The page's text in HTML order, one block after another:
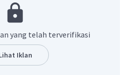
membentuk bagian tanaman
dan akar sehingga
segar total tanaman
) Balas
yang telah terverifikasi
Iklan